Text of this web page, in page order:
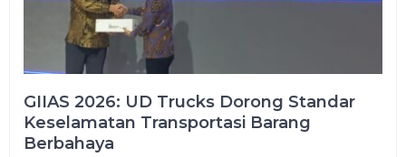
GIIAS 2026: UD Trucks Dorong Standar
Keselamatan Transportasi Barang
Berbahaya